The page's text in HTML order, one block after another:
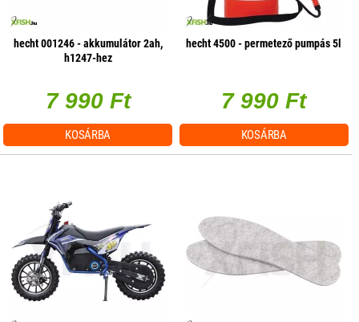
hecht 001246 - akkumulátor 2ah,
h1247-hez
7 990 Ft
KOSÁRBA
hecht 4500 - permetező pumpás 5l
7 990 Ft
KOSÁRBA